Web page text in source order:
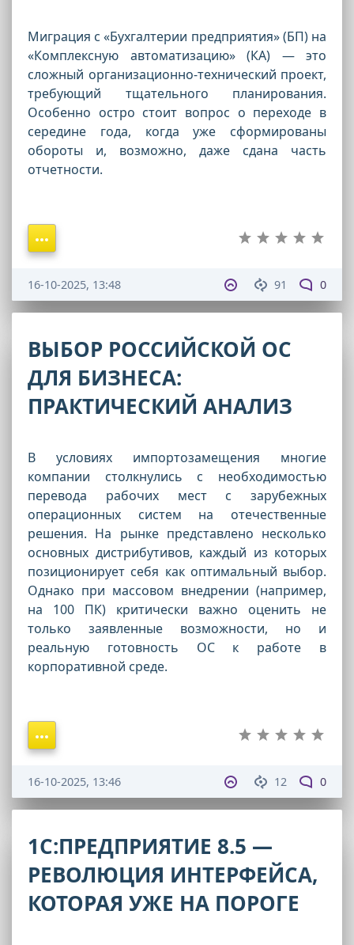
Миграция с «Бухгалтерии предприятия» (БП) на
«Комплексную автоматизацию» (КА) — это
сложный организационно-технический проект,
требующий тщательного планирования.
Особенно остро стоит вопрос о переходе в
середине года, когда уже сформированы
обороты и, возможно, даже сдана часть
отчетности.
91 0
16-10-2025, 13:48
ВЫБОР РОССИЙСКОЙ ОС
ДЛЯ БИЗНЕСА:
ПРАКТИЧЕСКИЙ АНАЛИЗ
В условиях импортозамещения многие
компании столкнулись с необходимостью
перевода рабочих мест с зарубежных
операционных систем на отечественные
решения. На рынке представлено несколько
основных дистрибутивов, каждый из которых
позиционирует себя как оптимальный выбор.
Однако при массовом внедрении (например,
на 100 ПК) критически важно оценить не
только заявленные возможности, но и
реальную готовность ОС к работе в
корпоративной среде.
12 0
16-10-2025, 13:46
1С:ПРЕДПРИЯТИЕ 8.5 —
РЕВОЛЮЦИЯ ИНТЕРФЕЙСА,
КОТОРАЯ УЖЕ НА ПОРОГЕ